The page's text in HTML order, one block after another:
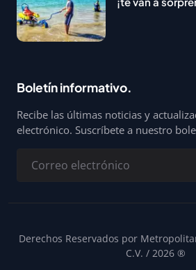
Boletín informativo.
Recibe las últimas noticias y
electrónico. Suscríbete a nuestro
Derechos Reservados por
C.V. / 2026 ®